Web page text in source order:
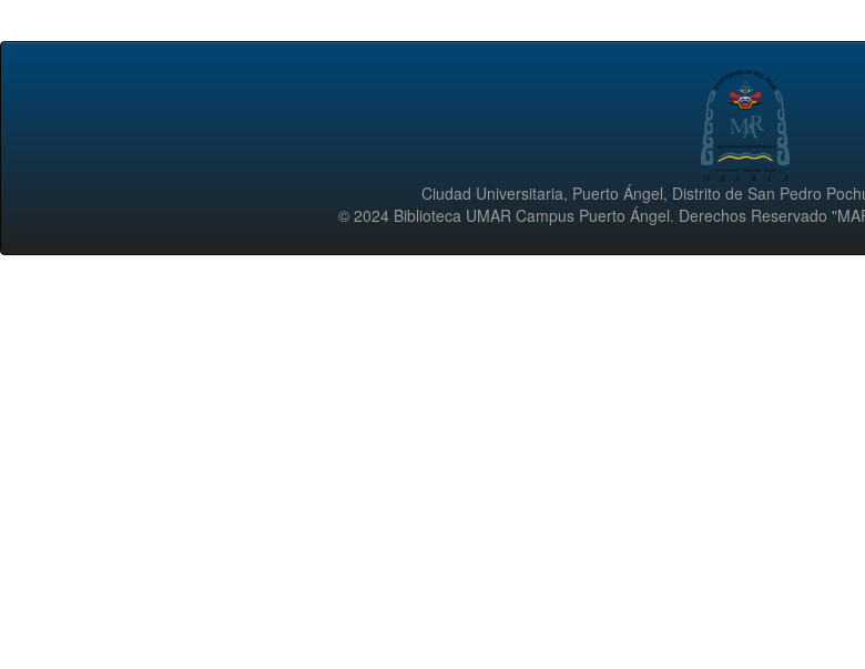
Ciudad Universitaria, Puerto Ángel, Distrito de San Pedro
© 2024 Biblioteca UMAR Campus Puerto Ángel. Derechos Reservado